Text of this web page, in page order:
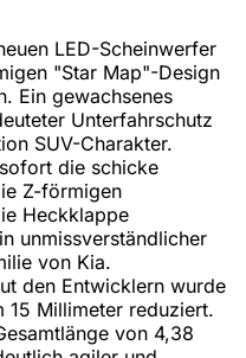
LED-Scheinwerfer
"Star Map"-Design
Ein gewachsenes
Unterfahrschutz
SUV-Charakter.
die schicke
Z-förmigen
Heckklappe
unmissverständlicher
von Kia.
den Entwicklern wurde
15 Millimeter reduziert.
von 4,38